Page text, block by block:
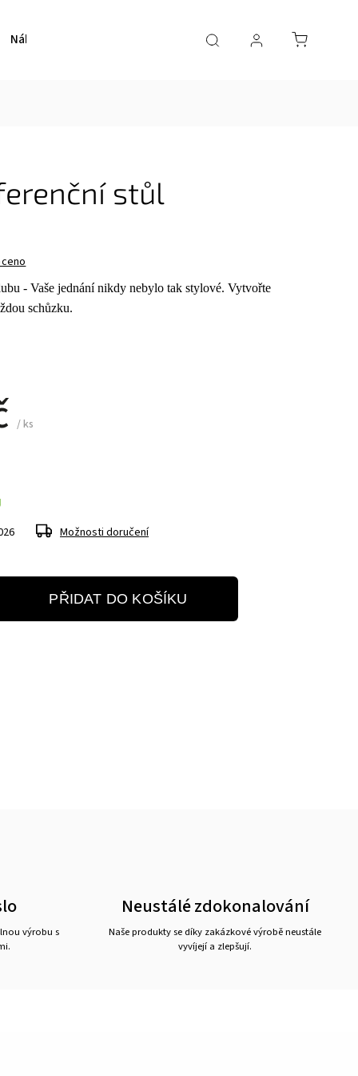
Nábytek Obklady E-shop
stůl
/ ks
- Vaše jednání nikdy nebylo tak stylové. Vytvořte
schůzku.
Možnosti doručení
PŘIDAT DO KOŠÍKU
výrobu s
Neustálé zdokonalování
Naše produkty se díky zakázkové výrobě neustále
vyvíjejí a zlepšují.